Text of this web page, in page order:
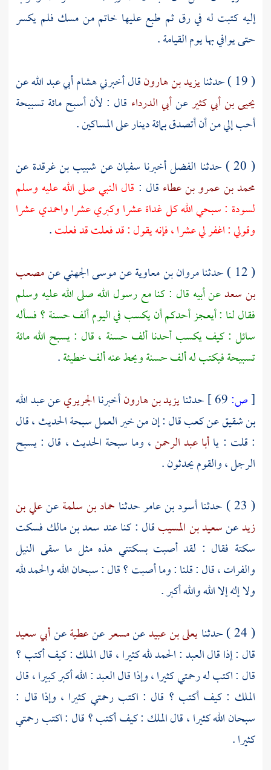
إليه كتبت له في رق ثم طبع عليها خاتم من مسك فلم يكسر
حتى يوافي بها يوم القيامة .
( 19 ) حدثنا
يزيد بن هارونقال أخبرنيهشام أبي عبد اللهعن
يحيى بن أبي كثيرعنأبي الدرداء قال : لأن أسبح مائة تسبيحة
أحب إلي من أن أتصدق بمائة دينار على المساكين .
( 20 ) حدثنا
الفضلأخبرنا سفيانعن شبيب بن غرقدة عن
محمد بن عمرو بن عطاء قال : قال النبي صلى الله عليه وسلم
لسودة : سبحي الله كل غداة عشرا وكبري عشرا واحمدي عشرا
وقولي : اغفر لي عشرا ، فإنه يقول : قد فعلت قد فعلت.
( 12 ) حدثنا
مروان بن معاويةعنموسى الجهنيعنمصعب
بن سعدعن أبيه قال : كنا مع رسول الله صلى الله عليه وسلم
فقال لنا : أيعجز أحدكم أن يكسب في اليوم ألف حسنة ؟ فسأله
سائل : كيف يكسب أحدنا ألف حسنة ، قال : يسبح الله مائة
تسبيحة فيكتب له ألف حسنة ويحط عنه ألف خطيئة.
[ص: حدثنايزيد بن هارونأخبرناالجريريعنعبد الله
بن شقيقعنكعبقال : إن من خير العمل سبحة الحديث ، قال
: قلت : ياأبا عبد الرحمن، وما سبحة الحديث ، قال : يسبح
الرجل ، والقوم يحدثون .
( 23 ) حدثنا
أسود بن عامرحدثنا حماد بن سلمةعنعلي بن
زيدعنسعيد بن المسيبقال : كنا عندسعد بن مالك فسكت
سكتة فقال : لقد أصبت بسكتتي هذه مثل ما سقى النيل
والفرات ، قال : قلنا : وما أصبت ؟ قال : سبحان الله والحمد لله
ولا إله إلا الله والله أكبر .
( 24 ) حدثنا
يعلى بن عبيدعنمسعرعنعطيةعنأبي سعيد
قال : إذا قال العبد : الحمد لله كثيرا ، قال الملك : كيف أكتب ؟
قال : اكتب له رحمتي كثيرا ، وإذا قال العبد : الله أكبر كبيرا ، قال
الملك : كيف أكتب ؟ قال : اكتب رحمتي كثيرا ، وإذا قال :
سبحان الله كثيرا ، قال الملك : كيف أكتب ؟ قال : اكتب رحمتي
كثيرا .